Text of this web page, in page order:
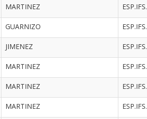
MARTINEZ
GUARNIZO
JIMENEZ
MARTINEZ
MARTINEZ
MARTINEZ